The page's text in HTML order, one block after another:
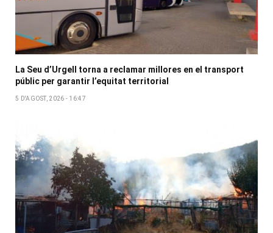
La Seu d’Urgell torna a reclamar millores en el transport
públic per garantir l’equitat territorial
5 D'AGOST, 2026 - 16:47